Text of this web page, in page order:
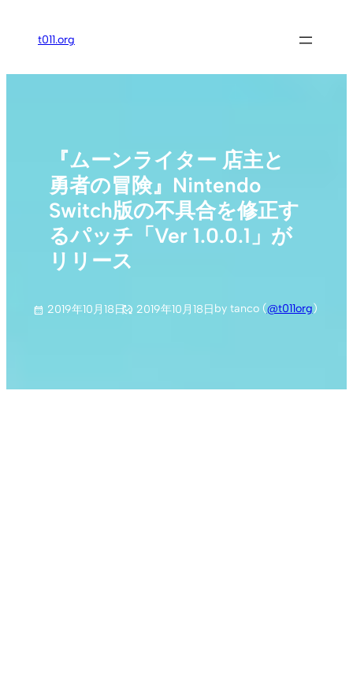
ス
t011.org
『ムーンライター 店主と
勇者の冒険』Nintendo
Switch版の不具合を修正す
るパッチ「Ver 1.0.0.1」が
リリース
2019年10月18日 2019年10月18日by tanco (@t011org)